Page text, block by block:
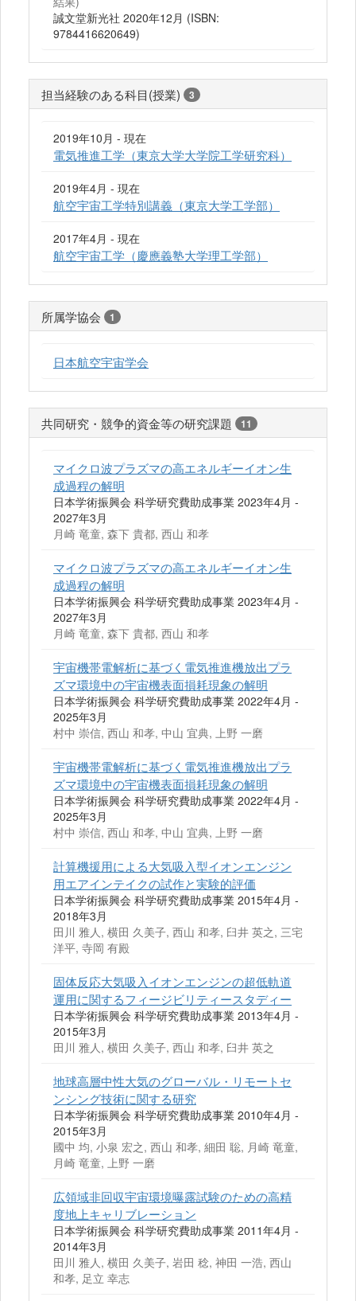
誠文堂新光社 2020年12月 (ISBN:
9784416620649)
担当経験のある科目(授業) 3
2019年10月 - 現在
電気推進工学（東京大学大学院工学研究科）
2019年4月 - 現在
航空宇宙工学特別講義（東京大学工学部）
2017年4月 - 現在
航空宇宙工学（慶應義塾大学理工学部）
所属学協会 1
日本航空宇宙学会
共同研究・競争的資金等の研究課題 11
マイクロ波プラズマの高エネルギーイオン生
成過程の解明
日本学術振興会 科学研究費助成事業 2023年4月 -
2027年3月
月崎 竜童, 森下 貴都, 西山 和孝
マイクロ波プラズマの高エネルギーイオン生
成過程の解明
日本学術振興会 科学研究費助成事業 2023年4月 -
2027年3月
月崎 竜童, 森下 貴都, 西山 和孝
宇宙機帯電解析に基づく電気推進機放出プラ
ズマ環境中の宇宙機表面損耗現象の解明
日本学術振興会 科学研究費助成事業 2022年4月 -
2025年3月
村中 崇信, 西山 和孝, 中山 宜典, 上野 一磨
宇宙機帯電解析に基づく電気推進機放出プラ
ズマ環境中の宇宙機表面損耗現象の解明
日本学術振興会 科学研究費助成事業 2022年4月 -
2025年3月
村中 崇信, 西山 和孝, 中山 宜典, 上野 一磨
計算機援用による大気吸入型イオンエンジン
用エアインテイクの試作と実験的評価
日本学術振興会 科学研究費助成事業 2015年4月 -
2018年3月
田川 雅人, 横田 久美子, 西山 和孝, 臼井 英之, 三宅
洋平, 寺岡 有殿
固体反応大気吸入イオンエンジンの超低軌道
運用に関するフィージビリティースタディー
日本学術振興会 科学研究費助成事業 2013年4月 -
2015年3月
田川 雅人, 横田 久美子, 西山 和孝, 臼井 英之
地球高層中性大気のグローバル・リモートセ
ンシング技術に関する研究
日本学術振興会 科学研究費助成事業 2010年4月 -
2015年3月
國中 均, 小泉 宏之, 西山 和孝, 細田 聡, 月崎 竜童,
月崎 竜童, 上野 一磨
広領域非回収宇宙環境曝露試験のための高精
度地上キャリブレーション
日本学術振興会 科学研究費助成事業 2011年4月 -
2014年3月
田川 雅人, 横田 久美子, 岩田 稔, 神田 一浩, 西山
和孝, 足立 幸志